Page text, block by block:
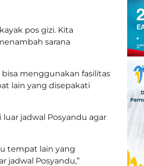
pos gizi. Kita
sarana
menggunakan fasilitas
lain yang disepakati
jadwal Posyandu agar
tempat lain yang
jadwal Posyandu,”